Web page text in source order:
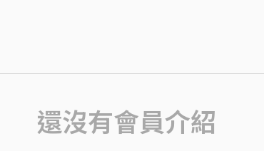
還沒有會員介紹